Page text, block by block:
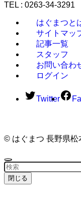
TEL : 0263-34-3291
はぐまつと
サイトマッ
記事一覧
スタッフ
お問い合わ
ログイン
Twitter
© はぐまつ 長野県
閉じる